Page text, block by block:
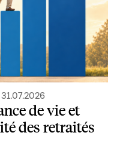
de vie et
des retraités
31.07.2026